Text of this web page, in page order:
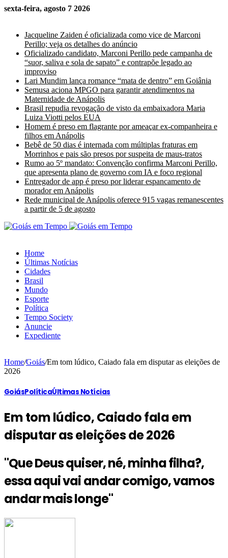
sexta-feira, agosto 7 2026
Jacqueline Zaiden é oficializada como vice de Marconi
Perillo; veja os detalhes do anúncio
Oficializado candidato, Marconi Perillo pede campanha de
“suor, saliva e sola de sapato” e contrapõe legado ao
improviso
Lari Mundim lança romance “mata de dentro” em Goiânia
Semusa aciona MPGO para garantir atendimentos na
Maternidade de Anápolis
Brasil repudia revogação de visto da embaixadora Maria
Luiza Viotti pelos EUA
Homem é preso em flagrante por ameaçar ex-companheira e
filhos em Anápolis
Bebê de 50 dias é internada com múltiplas fraturas em
Morrinhos e pais são presos por suspeita de maus-tratos
Rumo ao 5º mandato: Convenção confirma Marconi Perillo,
que apresenta plano de governo com IA e foco regional
Entregador de app é preso por liderar espancamento de
morador em Anápolis
Rede municipal de Anápolis oferece 915 vagas remanescentes
a partir de 5 de agosto
Home
Últimas Notícias
Cidades
Brasil
Mundo
Esporte
Política
Tempo Society
Anuncie
Expediente
Home/Goiás/Em tom lúdico, Caiado fala em disputar as eleições de
2026
GoiásPolíticaÚltimas Notícias
Em tom lúdico, Caiado fala em
disputar as eleições de 2026
"Que Deus quiser, né, minha filha?,
essa aqui vai andar comigo, vamos
andar mais longe"